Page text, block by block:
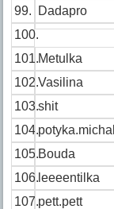
99.
Dadapro
100.
101.Metulka
102.Vasilina
103.shit
104.potyka.michal
105.Bouda
106. leeeentilka
107.pett.pett